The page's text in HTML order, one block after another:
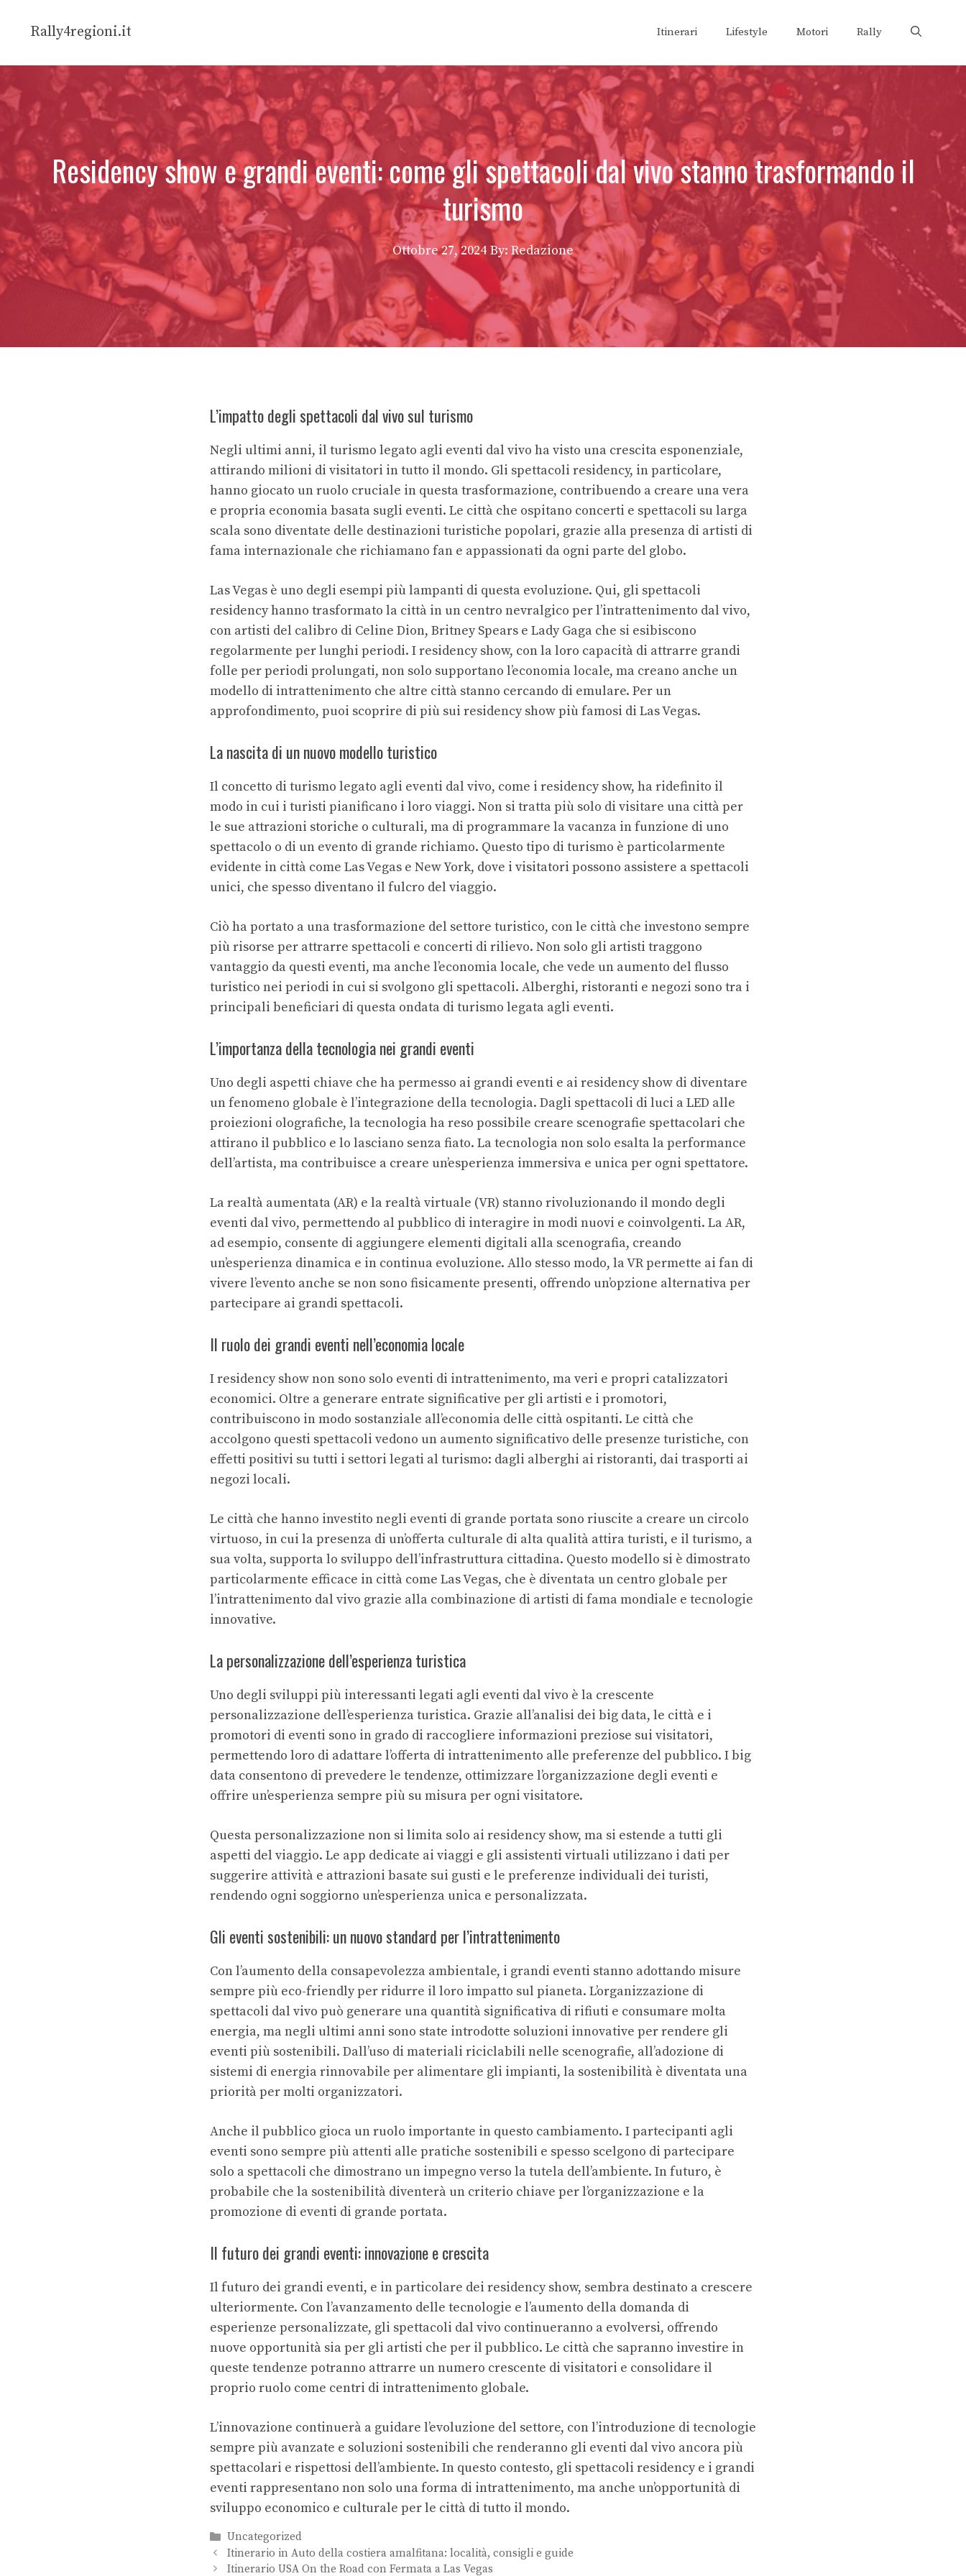
Rally4regioni.it Itinerari Lifestyle Motori Rally
Residency show e grandi eventi: come gli spettacoli dal vivo stanno trasformando il
turismo
Ottobre 27, 2024 By: Redazione
L’impatto degli spettacoli dal vivo sul turismo
Negli ultimi anni, il turismo legato agli eventi dal vivo ha visto una crescita esponenziale,
attirando milioni di visitatori in tutto il mondo. Gli spettacoli residency, in particolare,
hanno giocato un ruolo cruciale in questa trasformazione, contribuendo a creare una vera
e propria economia basata sugli eventi. Le città che ospitano concerti e spettacoli su larga
scala sono diventate delle destinazioni turistiche popolari, grazie alla presenza di artisti di
fama internazionale che richiamano fan e appassionati da ogni parte del globo.
Las Vegas è uno degli esempi più lampanti di questa evoluzione. Qui, gli spettacoli
residency hanno trasformato la città in un centro nevralgico per l’intrattenimento dal vivo,
con artisti del calibro di Celine Dion, Britney Spears e Lady Gaga che si esibiscono
regolarmente per lunghi periodi. I residency show, con la loro capacità di attrarre grandi
folle per periodi prolungati, non solo supportano l’economia locale, ma creano anche un
modello di intrattenimento che altre città stanno cercando di emulare. Per un
approfondimento, puoi scoprire di più sui residency show più famosi di Las Vegas.
La nascita di un nuovo modello turistico
Il concetto di turismo legato agli eventi dal vivo, come i residency show, ha ridefinito il
modo in cui i turisti pianificano i loro viaggi. Non si tratta più solo di visitare una città per
le sue attrazioni storiche o culturali, ma di programmare la vacanza in funzione di uno
spettacolo o di un evento di grande richiamo. Questo tipo di turismo è particolarmente
evidente in città come Las Vegas e New York, dove i visitatori possono assistere a spettacoli
unici, che spesso diventano il fulcro del viaggio.
Ciò ha portato a una trasformazione del settore turistico, con le città che investono sempre
più risorse per attrarre spettacoli e concerti di rilievo. Non solo gli artisti traggono
vantaggio da questi eventi, ma anche l’economia locale, che vede un aumento del flusso
turistico nei periodi in cui si svolgono gli spettacoli. Alberghi, ristoranti e negozi sono tra i
principali beneficiari di questa ondata di turismo legata agli eventi.
L’importanza della tecnologia nei grandi eventi
Uno degli aspetti chiave che ha permesso ai grandi eventi e ai residency show di diventare
un fenomeno globale è l’integrazione della tecnologia. Dagli spettacoli di luci a LED alle
proiezioni olografiche, la tecnologia ha reso possibile creare scenografie spettacolari che
attirano il pubblico e lo lasciano senza fiato. La tecnologia non solo esalta la performance
dell’artista, ma contribuisce a creare un’esperienza immersiva e unica per ogni spettatore.
La realtà aumentata (AR) e la realtà virtuale (VR) stanno rivoluzionando il mondo degli
eventi dal vivo, permettendo al pubblico di interagire in modi nuovi e coinvolgenti. La AR,
ad esempio, consente di aggiungere elementi digitali alla scenografia, creando
un’esperienza dinamica e in continua evoluzione. Allo stesso modo, la VR permette ai fan di
vivere l’evento anche se non sono fisicamente presenti, offrendo un’opzione alternativa per
partecipare ai grandi spettacoli.
Il ruolo dei grandi eventi nell’economia locale
I residency show non sono solo eventi di intrattenimento, ma veri e propri catalizzatori
economici. Oltre a generare entrate significative per gli artisti e i promotori,
contribuiscono in modo sostanziale all’economia delle città ospitanti. Le città che
accolgono questi spettacoli vedono un aumento significativo delle presenze turistiche, con
effetti positivi su tutti i settori legati al turismo: dagli alberghi ai ristoranti, dai trasporti ai
negozi locali.
Le città che hanno investito negli eventi di grande portata sono riuscite a creare un circolo
virtuoso, in cui la presenza di un’offerta culturale di alta qualità attira turisti, e il turismo, a
sua volta, supporta lo sviluppo dell’infrastruttura cittadina. Questo modello si è dimostrato
particolarmente efficace in città come Las Vegas, che è diventata un centro globale per
l’intrattenimento dal vivo grazie alla combinazione di artisti di fama mondiale e tecnologie
innovative.
La personalizzazione dell’esperienza turistica
Uno degli sviluppi più interessanti legati agli eventi dal vivo è la crescente
personalizzazione dell’esperienza turistica. Grazie all’analisi dei big data, le città e i
promotori di eventi sono in grado di raccogliere informazioni preziose sui visitatori,
permettendo loro di adattare l’offerta di intrattenimento alle preferenze del pubblico. I big
data consentono di prevedere le tendenze, ottimizzare l’organizzazione degli eventi e
offrire un’esperienza sempre più su misura per ogni visitatore.
Questa personalizzazione non si limita solo ai residency show, ma si estende a tutti gli
aspetti del viaggio. Le app dedicate ai viaggi e gli assistenti virtuali utilizzano i dati per
suggerire attività e attrazioni basate sui gusti e le preferenze individuali dei turisti,
rendendo ogni soggiorno un’esperienza unica e personalizzata.
Gli eventi sostenibili: un nuovo standard per l’intrattenimento
Con l’aumento della consapevolezza ambientale, i grandi eventi stanno adottando misure
sempre più eco-friendly per ridurre il loro impatto sul pianeta. L’organizzazione di
spettacoli dal vivo può generare una quantità significativa di rifiuti e consumare molta
energia, ma negli ultimi anni sono state introdotte soluzioni innovative per rendere gli
eventi più sostenibili. Dall’uso di materiali riciclabili nelle scenografie, all’adozione di
sistemi di energia rinnovabile per alimentare gli impianti, la sostenibilità è diventata una
priorità per molti organizzatori.
Anche il pubblico gioca un ruolo importante in questo cambiamento. I partecipanti agli
eventi sono sempre più attenti alle pratiche sostenibili e spesso scelgono di partecipare
solo a spettacoli che dimostrano un impegno verso la tutela dell’ambiente. In futuro, è
probabile che la sostenibilità diventerà un criterio chiave per l’organizzazione e la
promozione di eventi di grande portata.
Il futuro dei grandi eventi: innovazione e crescita
Il futuro dei grandi eventi, e in particolare dei residency show, sembra destinato a crescere
ulteriormente. Con l’avanzamento delle tecnologie e l’aumento della domanda di
esperienze personalizzate, gli spettacoli dal vivo continueranno a evolversi, offrendo
nuove opportunità sia per gli artisti che per il pubblico. Le città che sapranno investire in
queste tendenze potranno attrarre un numero crescente di visitatori e consolidare il
proprio ruolo come centri di intrattenimento globale.
L’innovazione continuerà a guidare l’evoluzione del settore, con l’introduzione di tecnologie
sempre più avanzate e soluzioni sostenibili che renderanno gli eventi dal vivo ancora più
spettacolari e rispettosi dell’ambiente. In questo contesto, gli spettacoli residency e i grandi
eventi rappresentano non solo una forma di intrattenimento, ma anche un’opportunità di
sviluppo economico e culturale per le città di tutto il mondo.
Categorie
Uncategorized
Itinerario in Auto della costiera amalfitana: località, consigli e guide
Itinerario USA On the Road con Fermata a Las Vegas